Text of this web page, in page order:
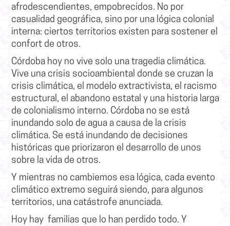
afrodescendientes, empobrecidos. No por
casualidad geográfica, sino por una lógica colonial
interna: ciertos territorios existen para sostener el
confort de otros.
Córdoba hoy no vive solo una tragedia climática.
Vive una crisis socioambiental donde se cruzan la
crisis climática, el modelo extractivista, el racismo
estructural, el abandono estatal y una historia larga
de colonialismo interno. Córdoba no se está
inundando solo de agua a causa de la crisis
climática. Se está inundando de decisiones
históricas que priorizaron el desarrollo de unos
sobre la vida de otros.
Y mientras no cambiemos esa lógica, cada evento
climático extremo seguirá siendo, para algunos
territorios, una catástrofe anunciada.
Hoy hay familias que lo han perdido todo. Y